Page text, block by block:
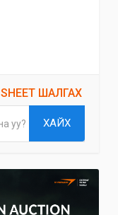
ШАЛГАХ
уу? ХАЙХ